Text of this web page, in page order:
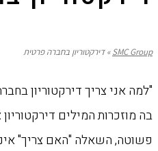
SMC Group
»דירקטוריון בחברה פרטית
"למה אני צריך דירקטוריון
בה מוזכרות המילים
פשוטה, השאלה "האם צריך"